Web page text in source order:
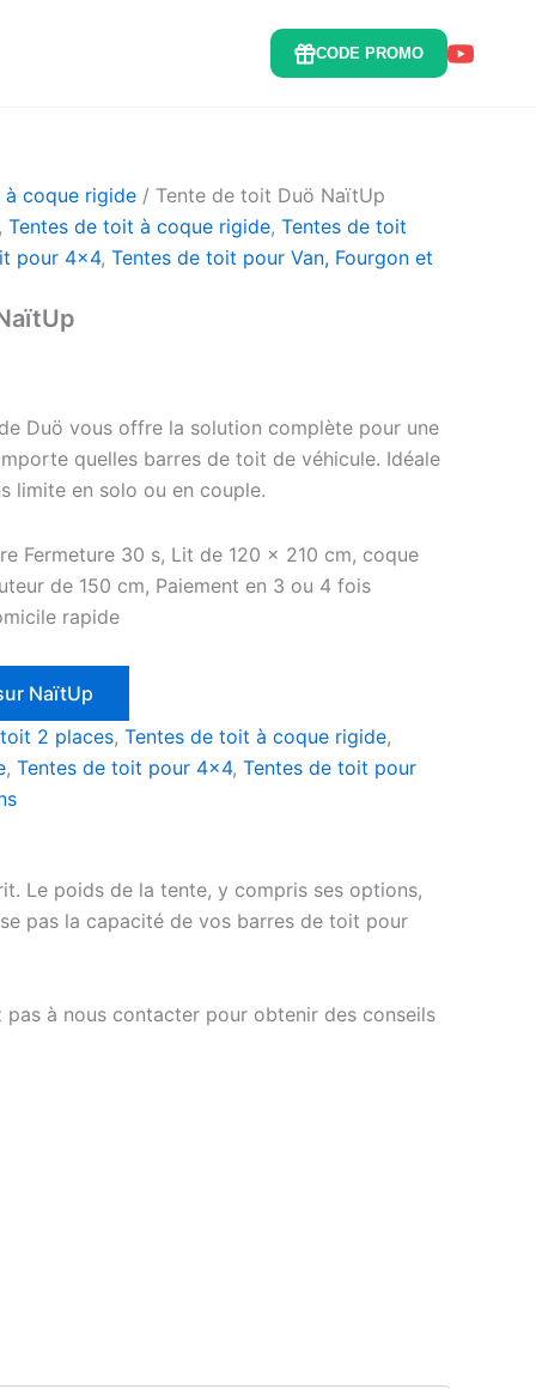
CODE PROMO
coque rigide / Tente de toit Duö NaïtUp
, Tentes de toit à coque rigide, Tentes de toit
pour 4x4, Tentes de toit pour Van, Fourgon et
Duö vous offre la solution complète pour une
quelles barres de toit de véhicule. Idéale
limite en solo ou en couple.
Fermeture 30 s, Lit de 120 x 210 cm, coque
de 150 cm, Paiement en 3 ou 4 fois
rapide
NaïtUp
2 places, Tentes de toit à coque rigide,
, Tentes de toit pour 4x4, Tentes de toit pour
Le poids de la tente, y compris ses options,
pas la capacité de vos barres de toit pour
à nous contacter pour obtenir des conseils